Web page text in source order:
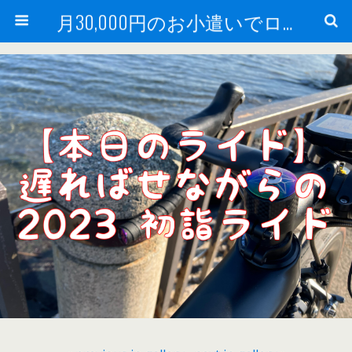
月30,000円のお小遣いでロードバイク